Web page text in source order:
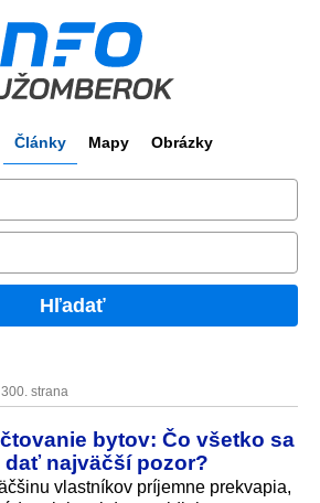
Články Mapy Obrázky
Hľadať
300. strana
bytov: Čo všetko sa
dať najväčší pozor?
vlastníkov príjemne prekvapia,